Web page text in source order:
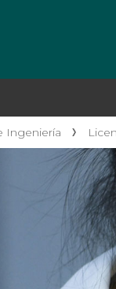
Ingeniería